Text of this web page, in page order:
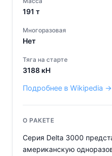
191 т
Многоразовая
Нет
Тяга на старте
3188 кН
Подробнее в Wikipedia →
О РАКЕТЕ
Серия Delta 3000
американскую